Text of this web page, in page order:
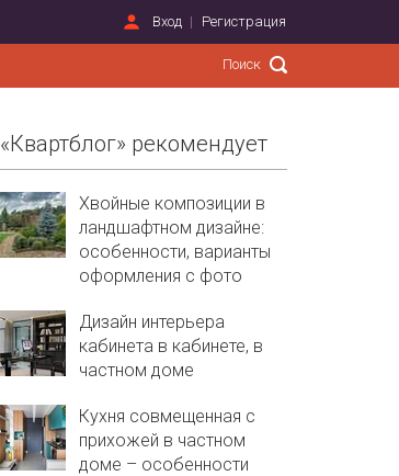
Вход Регистрация
«Квартблог» рекомендует
Хвойные композиции в
ландшафтном дизайне:
особенности, варианты
оформления с фото
Дизайн интерьера
кабинета в кабинете, в
частном доме
Кухня совмещенная с
прихожей в частном
доме – особенности